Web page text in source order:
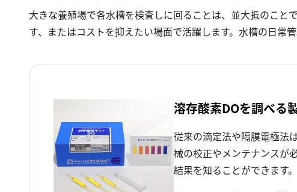
大きな養殖場で各水槽を検査しに回ることは、並大抵のこ
す、またはコストを抑えたい場面で活躍します。水槽の日常
溶存酸素DOを調べる
従来の滴定法や隔膜電極法
械の校正やメンテナンスが
結果を知ることができます。